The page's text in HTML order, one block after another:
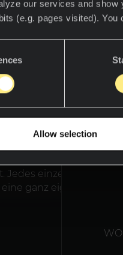
our services and
(e.g. pages visited). You
Allow selection
Einzelnen von der
Projekt ist einmalig.
Werten und dem
sich an jedes
unserer
Jedes einzelne Projekt
eine ganz eigene Sprache.